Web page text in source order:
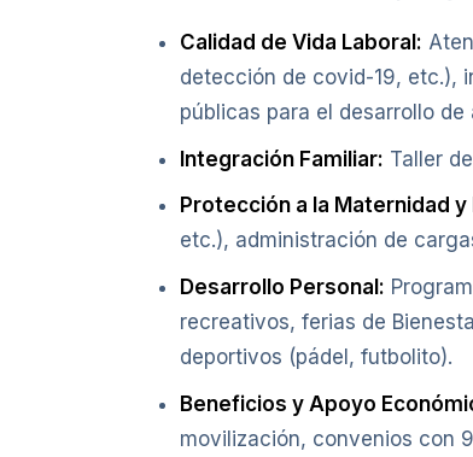
Calidad de Vida Laboral:
detección de covid-19, etc.),
públicas para el desarrollo de
Integración Familiar: Taller
Protección a la Maternidad
etc.), administración de
Desarrollo Personal:
recreativos, ferias de
deportivos (pádel, futbolito).
Beneficios y Apoyo
movilización, convenios con